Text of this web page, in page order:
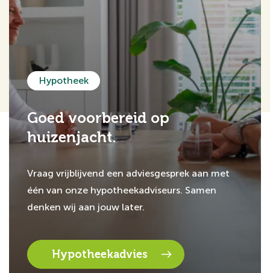
Hypotheek
Goed voorbereid op
huizenjacht.
Vraag vrijblijvend een adviesgesprek aan met
één van onze hypotheekadviseurs. Samen
denken wij aan jouw later.
Hypotheekadvies